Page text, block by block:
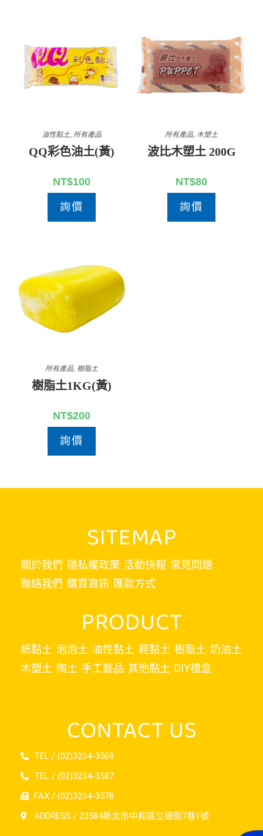
油性黏土, 所有產品
QQ彩色油土(黃)
NT$100
詢價
所有產品, 木塑土
波比木塑土 200G
NT$80
詢價
所有產品, 樹脂土
樹脂土1KG(黃)
NT$200
詢價
SITEMAP
關於我們 隱私權政策 活動快報 常見問題
聯絡我們 購買資訊 匯款方式
PRODUCT
紙黏土 泡泡土 油性黏土 輕黏土 樹脂土 奶油土
木塑土 陶土 手工藝品 其他黏土 DIY禮盒
CONTACT US
TEL / (02)3234-3569
TEL / (02)3234-3587
FAX / (02)3234-3578
ADDRESS / 23584新北市中和區立德街7巷1號